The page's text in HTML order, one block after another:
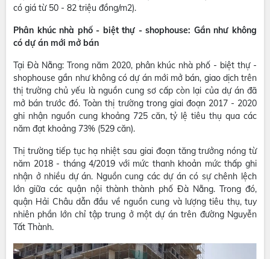
có giá từ 50 - 82 triệu đồng/m2).
Phân khúc nhà phố - biệt thự - shophouse: Gần như không
có dự án mới mở bán
Tại Đà Nẵng: Trong năm 2020, phân khúc nhà phố - biệt thự -
shophouse gần như không có dự án mới mở bán, giao dịch trên
thị trường chủ yếu là nguồn cung sơ cấp còn lại của dự án đã
mở bán trước đó. Toàn thị trường trong giai đoạn 2017 - 2020
ghi nhận nguồn cung khoảng 725 căn, tỷ lệ tiêu thụ qua các
năm đạt khoảng 73% (529 căn).
Thị trường tiếp tục hạ nhiệt sau giai đoạn tăng trưởng nóng từ
năm 2018 - tháng 4/2019 với mức thanh khoản mức thấp ghi
nhận ở nhiều dự án. Nguồn cung các dự án có sự chênh lệch
lớn giữa các quận nội thành thành phố Đà Nẵng. Trong đó,
quận Hải Châu dẫn đầu về nguồn cung và lượng tiêu thụ, tuy
nhiên phần lớn chỉ tập trung ở một dự án trên đường Nguyễn
Tất Thành.